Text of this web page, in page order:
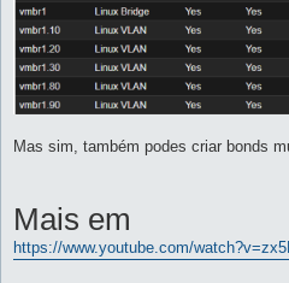
Mas sim, também podes criar bonds
Mais em
https://www.youtube.com/